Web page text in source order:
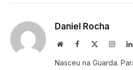
Daniel Rocha
WebsiteFacebook
Nasceu na Guarda.